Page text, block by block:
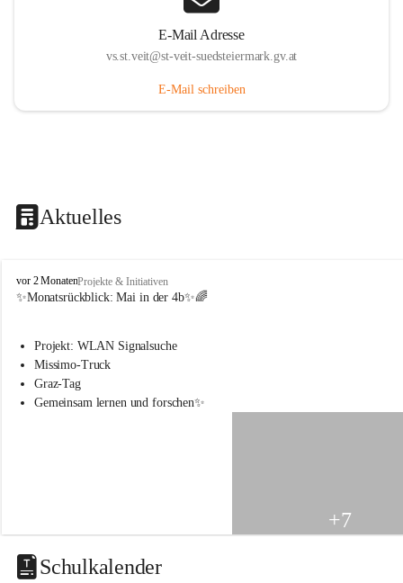
E-Mail Adresse
vs.st.veit@st-veit-suedsteiermark.gv.at
E-Mail schreiben
Aktuelles
V
o
s
s
c
i
t
a
vor 2 MonatenProjekte & Initiativen
✨Monatsrückblick: Mai in der 4b✨🌈
Projekt: WLAN Signalsuche
Missimo-Truck
Graz-Tag
Gemeinsam lernen und forschen✨
+7
Schulkalender